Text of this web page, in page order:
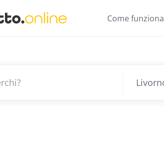
Come funziona